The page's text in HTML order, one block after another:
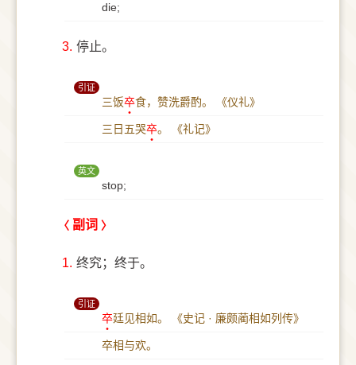
die;
3. 停止。
引证
三饭卒食，赞洗爵酌。 《仪礼》
三日五哭卒。 《礼记》
英文
stop;
副词
1. 终究；终于。
引证
卒廷见相如。 《史记 · 廉颇蔺相如列传》
卒相与欢。